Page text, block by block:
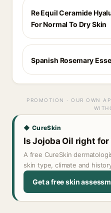
Re Equil Ceramide
For Normal To Dry Skin
Spanish Rosemary
PROMOTION · OUR OWN
◆ CureSkin
Is Jojoba Oil right
A free CureSkin
skin type, climate and
Get a free skin